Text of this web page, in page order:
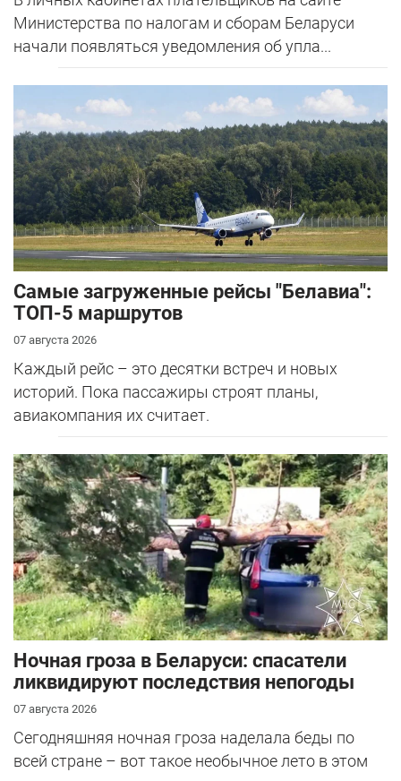
Министерства по налогам и сборам Беларуси
начали появляться уведомления об упла...
Самые загруженные рейсы "Белавиа":
ТОП-5 маршрутов
07 августа 2026
Каждый рейс – это десятки встреч и новых
историй. Пока пассажиры строят планы,
авиакомпания их считает.
Ночная гроза в Беларуси: спасатели
ликвидируют последствия непогоды
07 августа 2026
Сегодняшняя ночная гроза наделала беды по
всей стране – вот такое необычное лето в этом